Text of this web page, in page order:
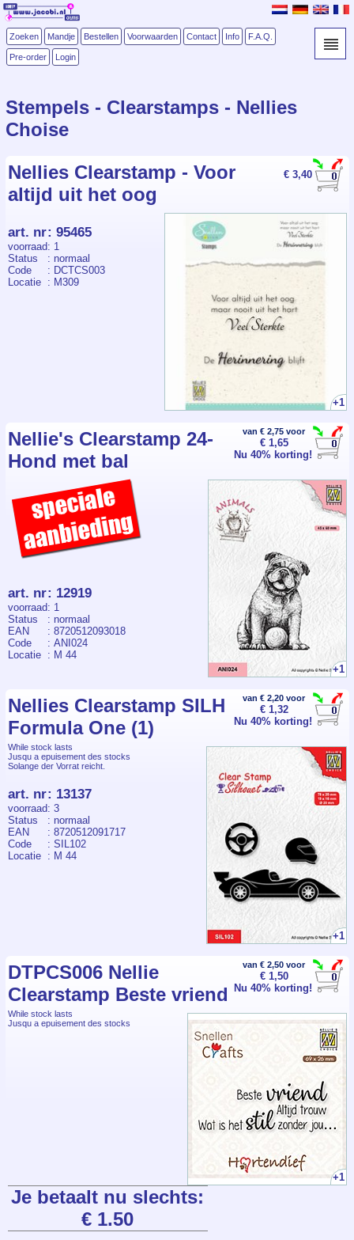
Zoeken Mandje Bestellen Voorwaarden Contact Info F.A.Q.
Pre-order Login
Stempels - Clearstamps - Nellies
Choise
€ 3,40
Nellies Clearstamp - Voor
altijd uit het oog
+1
art. nr: 95465
voorraad: 1
Status
: normaal
Code
: DCTCS003
Locatie : M309
van € 2,75 voor
€ 1,65
Nu 40% korting!
Nellie's Clearstamp 24-
Hond met bal
+1
art. nr: 12919
voorraad: 1
Status
: normaal
EAN
: 8720512093018
Code
: ANI024
Locatie : M 44
van € 2,20 voor
€ 1,32
Nu 40% korting!
Nellies Clearstamp SILH
Formula One (1)
+1
While stock lasts
Jusqu a epuisement des stocks
Solange der Vorrat reicht.
art. nr: 13137
voorraad: 3
Status
: normaal
EAN
: 8720512091717
Code
: SIL102
Locatie : M 44
van € 2,50 voor
€ 1,50
Nu 40% korting!
DTPCS006 Nellie
Clearstamp Beste vriend
+1
While stock lasts
Jusqu a epuisement des stocks
Je betaalt nu slechts:
€ 1.50